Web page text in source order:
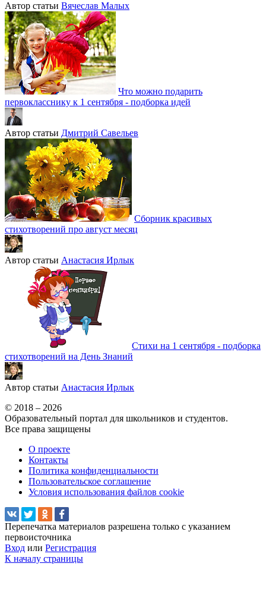
Автор статьи Вячеслав Малых
Что можно подарить
первокласснику к 1 сентября - подборка идей
Автор статьи Дмитрий Савельев
Сборник красивых
стихотворений про август месяц
Автор статьи Анастасия Ирлык
Стихи на 1 сентября - подборка
стихотворений на День Знаний
Автор статьи Анастасия Ирлык
© 2018 – 2026
Образовательный портал для школьников и студентов.
Все права защищены
О проекте
Контакты
Политика конфиденциальности
Пользовательское соглашение
Условия использования файлов cookie
Перепечатка материалов разрешена только с указанием
первоисточника
Вход или Регистрация
К началу страницы